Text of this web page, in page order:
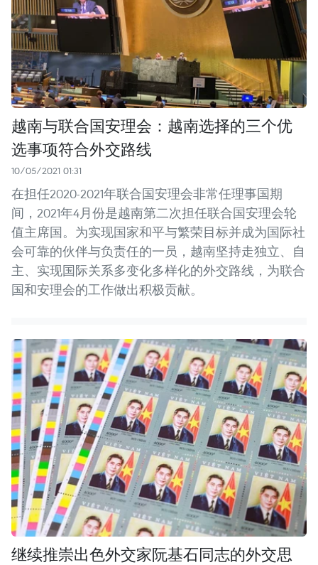
越南与联合国安理会：越南选择的三个优
选事项符合外交路线
10/05/2021 01:31
在担任2020-2021年联合国安理会非常任理事国期
间，2021年4月份是越南第二次担任联合国安理会轮
值主席国。为实现国家和平与繁荣目标并成为国际社
会可靠的伙伴与负责任的一员，越南坚持走独立、自
主、实现国际关系多变化多样化的外交路线，为联合
国和安理会的工作做出积极贡献。
继续推崇出色外交家阮基石同志的外交思